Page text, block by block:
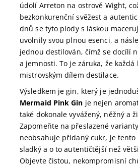
údolí Arreton na ostrově Wight,
bezkonkurenční svěžest a
dnů se tyto plody s láskou
uvolnily svou plnou esenci, a
jednou destilován, čímž se docílí
a jemnosti. To je záruka, že každá
mistrovským dílem destilace.
Výsledkem je gin, který je
Mermaid Pink Gin je nejen
také dokonale vyvážený, něžný a
Zapomeňte na přeslazené
neobsahuje přidaný cukr, je
sladký a o to autentičtější než
Objevte čistou, nekompromisní